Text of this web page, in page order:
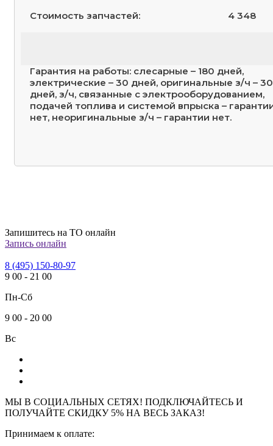
Стоимость запчастей: 4 348
Гарантия на работы: слесарные – 180 дней,
электрические – 30 дней, оригинальные з/ч – 30
дней, з/ч, связанные с электрооборудованием,
подачей топлива и системой впрыска –
нет, неоригинальные з/ч – гарантии нет.
Запишитесь на ТО онлайн
Запись онлайн
8 (495) 150-80-97
9 00 - 21 00
Пн-Сб
9 00 - 20 00
Вс
МЫ В СОЦИАЛЬНЫХ СЕТЯХ! ПОДКЛЮЧАЙТЕСЬ И
ПОЛУЧАЙТЕ СКИДКУ 5% НА ВЕСЬ ЗАКАЗ!
Принимаем к оплате: